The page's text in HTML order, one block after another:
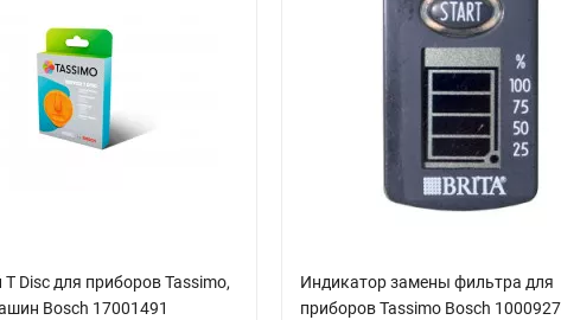
Disc для приборов Tassimo,
Bosch 17001491
Индикатор замены фильтра для
приборов Tassimo Bosch